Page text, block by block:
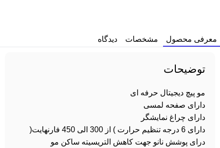
معرفی محصول مشخصات دیدگاه
توضیحات
مو پیچ دیجیتال حرفه ای
دارای صفحه لمسی
دارای چراغ نمایشگر
دارای 6 درجه تنظیم حرارت ) از 300 الی 450 فارنهایت(
درای پوشش نانو جهت کاهش التریسیته ساکن مو